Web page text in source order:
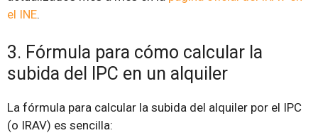
el INE.
3. Fórmula para cómo calcular la
subida del IPC en un alquiler
La fórmula para calcular la subida del alquiler por el IPC
(o IRAV) es sencilla: